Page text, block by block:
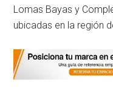
Lomas Bayas y
ubicadas en la región